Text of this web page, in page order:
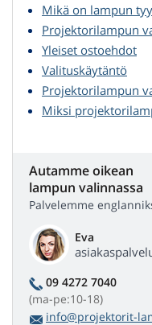
Mikä on lampun
Projektorilampun
Yleiset ostoehdot
Valituskäytäntö
Projektorilampun
Miksi
Autamme oikean
lampun valinnassa
Palvelemme
Eva
09 4272 7040
(ma-pe:10-18)
info@projektorit-